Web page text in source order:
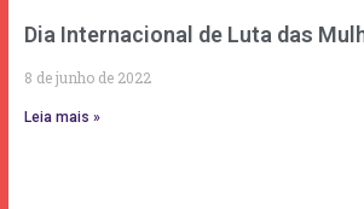
Dia Internacional de Luta das
8 de junho de 2022
Leia mais »